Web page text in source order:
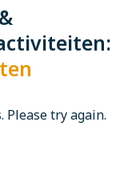
Please try again.